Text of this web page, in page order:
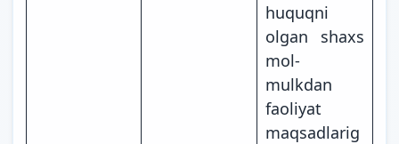
huquqni
olgan shaxs
mol-
mulkdan
faoliyat
maqsadlarig